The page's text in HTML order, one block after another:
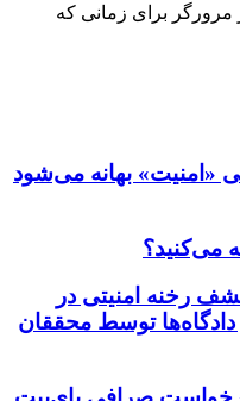
مرورگر برای زمانی که
«امنیت» بهانه می‌شود
می‌کنید؟
رخنه امنیتی در
دادگاه‌ها توسط محققان